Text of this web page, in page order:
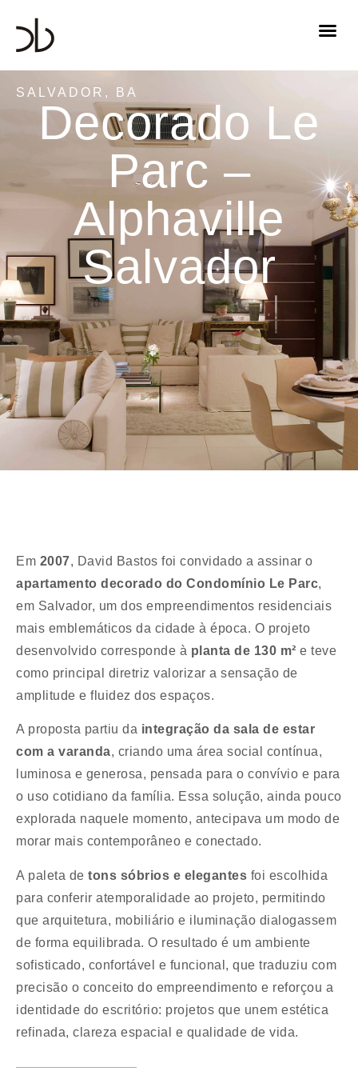
SALVADOR, BA
Decorado Le
Parc –
Alphaville
Salvador
Em 2007, David Bastos foi convidado a assinar o
apartamento decorado do Condomínio Le Parc,
em Salvador, um dos empreendimentos residenciais
mais emblemáticos da cidade à época. O projeto
desenvolvido corresponde à planta de 130 m² e teve
como principal diretriz valorizar a sensação de
amplitude e fluidez dos espaços.
A proposta partiu da integração da sala de estar
com a varanda, criando uma área social contínua,
luminosa e generosa, pensada para o convívio e para
o uso cotidiano da família. Essa solução, ainda pouco
explorada naquele momento, antecipava um modo de
morar mais contemporâneo e conectado.
A paleta de tons sóbrios e elegantes foi escolhida
para conferir atemporalidade ao projeto, permitindo
que arquitetura, mobiliário e iluminação dialogassem
de forma equilibrada. O resultado é um ambiente
sofisticado, confortável e funcional, que traduziu com
precisão o conceito do empreendimento e reforçou a
identidade do escritório: projetos que unem estética
refinada, clareza espacial e qualidade de vida.